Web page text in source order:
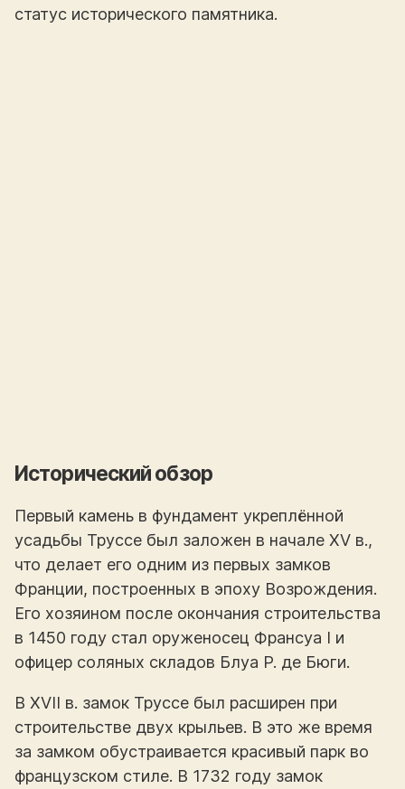
статус исторического памятника.
Исторический обзор
Первый камень в фундамент укреплённой
усадьбы Труссе был заложен в начале XV в.,
что делает его одним из первых замков
Франции, построенных в эпоху Возрождения.
Его хозяином после окончания строительства
в 1450 году стал оруженосец Франсуа I и
офицер соляных складов Блуа Р. де Бюги.
В XVII в. замок Труссе был расширен при
строительстве двух крыльев. В это же время
за замком обустраивается красивый парк во
французском стиле. В 1732 году замок